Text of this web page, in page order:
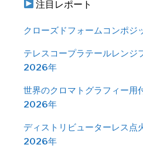
注目レポート
クローズドフォームコンポ
テレスコープラテールレンジ
2026年
世界のクロマトグラフィー用
2026年
ディストリビューターレス点
2026年